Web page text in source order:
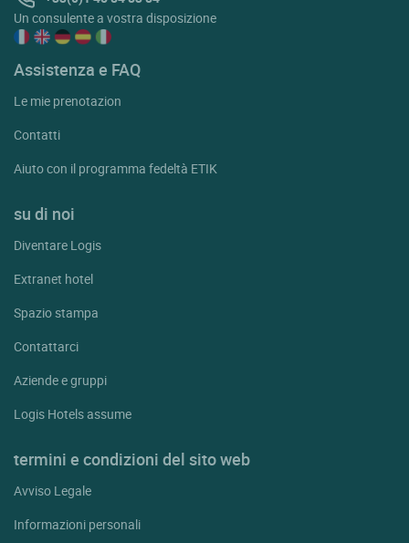
Un consulente a vostra disposizione
Assistenza e FAQ
Le mie prenotazion
Contatti
Aiuto con il programma fedeltà ETIK
su di noi
Diventare Logis
Extranet hotel
Spazio stampa
Contattarci
Aziende e gruppi
Logis Hotels assume
termini e condizioni del sito web
Avviso Legale
Informazioni personali